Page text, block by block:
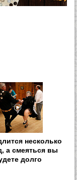
несколько
а смеяться вы
долго